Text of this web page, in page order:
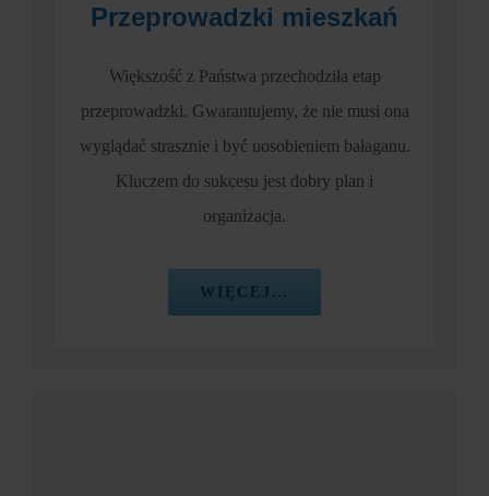
Przeprowadzki mieszkań
Większość z Państwa przechodziła etap
przeprowadzki. Gwarantujemy, że nie musi ona
wyglądać strasznie i być uosobieniem bałaganu.
Kluczem do sukcesu jest dobry plan i
organizacja.
WIĘCEJ…